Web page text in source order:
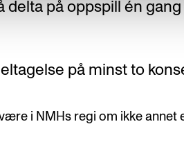
delta på oppspill én gang
på minst to
i NMHs regi om ikke annet